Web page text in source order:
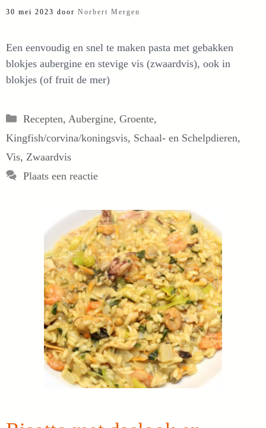
30 mei 2023 door Norbert Mergen
Een eenvoudig en snel te maken pasta met gebakken
blokjes aubergine en stevige vis (zwaardvis), ook in
blokjes (of fruit de mer)
Categorieën
Recepten, Aubergine, Groente,
Kingfish/corvina/koningsvis, Schaal- en Schelpdieren,
Vis, Zwaardvis
Plaats een reactie